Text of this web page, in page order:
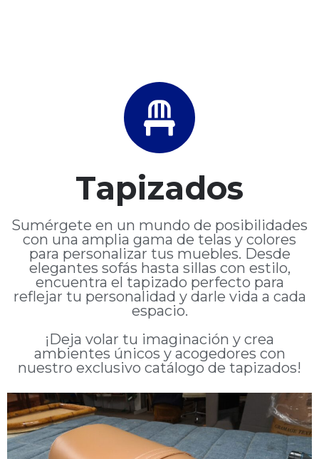
Tapizados
Sumérgete en un mundo de posibilidades
con una amplia gama de telas y colores
para personalizar tus muebles. Desde
elegantes sofás hasta sillas con estilo,
encuentra el tapizado perfecto para
reflejar tu personalidad y darle vida a cada
espacio.
¡Deja volar tu imaginación y crea
ambientes únicos y acogedores con
nuestro exclusivo catálogo de tapizados!